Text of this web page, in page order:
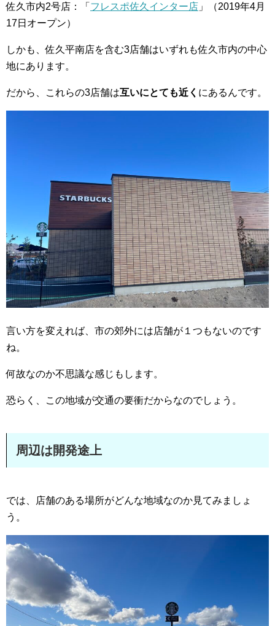
佐久市内2号店：「 フレスポ佐久インター店 」（2019年4月
17日オープン）
しかも、佐久平南店を含む3店舗はいずれも佐久市内の中心
地にあります。
だから、これらの3店舗は互いにとても近く にあるんです。
言い方を変えれば、市の郊外には店舗が１つもないのです
ね。
何故なのか不思議な感じもします。
恐らく、この地域が交通の要衝だからなのでしょう。
周辺は開発途上
では、店舗のある場所がどんな地域なのか見てみましょ
う。